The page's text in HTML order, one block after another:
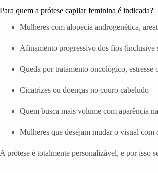
Para quem a prótese capilar feminina é indicada?
Mulheres com alopecia androgenética,
Afinamento progressivo dos fios (inclusive
Queda por tratamento oncológico, estresse
Cicatrizes ou doenças no couro cabeludo
Quem busca mais volume com aparência
Mulheres que desejam mudar o visual com
A prótese é totalmente personalizável, e por isso